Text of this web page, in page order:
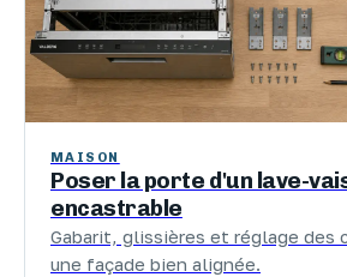
MAISON
Poser la porte d'un lave-
encastrable
Gabarit, glissières et réglage des
une façade bien alignée.